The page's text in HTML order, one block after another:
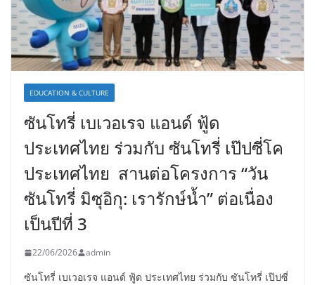
EDUCATION & CULTURE
ซันโทรี่ เบเวอเรจ แอนด์ ฟู้ด
ประเทศไทย ร่วมกับ ซันโทรี่ เป๊ปซี่โค
ประเทศไทย สานต่อโครงการ “วัน
ซันโทรี่ มิซุอิกุ: เรารักษ์น้ำ” ต่อเนื่อง
เป็นปีที่ 3
22/06/2026 admin
ซันโทรี่ เบเวอเรจ แอนด์ ฟู้ด ประเทศไทย ร่วมกับ ซันโทรี่ เป๊ปซี่